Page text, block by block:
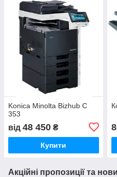
Konica Minolta Bizhub C
353
від 48 450 ₴
Купити
Акційні пропозиції та